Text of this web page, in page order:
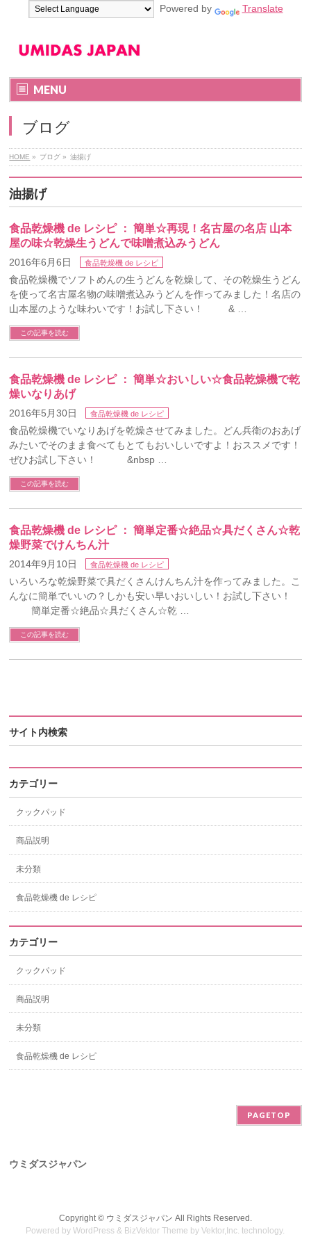
Powered by Translate
MENU
ブログ
HOME » ブログ » 油揚げ
油揚げ
食品乾燥機 de レシピ ： 簡単☆再現！名古屋の名店 山本
屋の味☆乾燥生うどんで味噌煮込みうどん
2016年6月6日 食品乾燥機 de レシピ
食品乾燥機でソフトめんの生うどんを乾燥して、その乾燥生うどん
を使って名古屋名物の味噌煮込みうどんを作ってみました！名店の
山本屋のような味わいです！お試し下さい！ & …
この記事を読む
食品乾燥機 de レシピ ： 簡単☆おいしい☆食品乾燥機で乾
燥いなりあげ
2016年5月30日 食品乾燥機 de レシピ
食品乾燥機でいなりあげを乾燥させてみました。どん兵衛のおあげ
みたいでそのまま食べてもとてもおいしいですよ！おススメです！
ぜひお試し下さい！ &nbsp …
この記事を読む
食品乾燥機 de レシピ ： 簡単定番☆絶品☆具だくさん☆乾
燥野菜でけんちん汁
2014年9月10日 食品乾燥機 de レシピ
いろいろな乾燥野菜で具だくさんけんちん汁を作ってみました。こ
んなに簡単でいいの？しかも安い早いおいしい！お試し下さい！
簡単定番☆絶品☆具だくさん☆乾 …
この記事を読む
サイト内検索
カテゴリー
クックパッド
商品説明
未分類
食品乾燥機 de レシピ
カテゴリー
クックパッド
商品説明
未分類
食品乾燥機 de レシピ
PAGETOP
ウミダスジャパン
Copyright © ウミダスジャパン All Rights Reserved.
Powered byWordPress & BizVektor Theme byVektor,Inc. technology.